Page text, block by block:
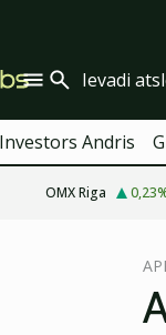
Investors Andris
OMX Riga 0,23